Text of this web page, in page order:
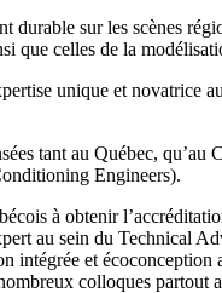
sur les scènes
celles de la
unique et novatrice
tant au Québec, qu’au
Engineers).
à obtenir
au sein du Technical
et écoconception
colloques partout